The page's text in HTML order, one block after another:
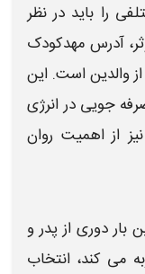
باید در نظر
آدرسمهدکودک
است. این
جویی در انرژی
از اهمیت روان
دوری از پدر و
کند، انتخاب